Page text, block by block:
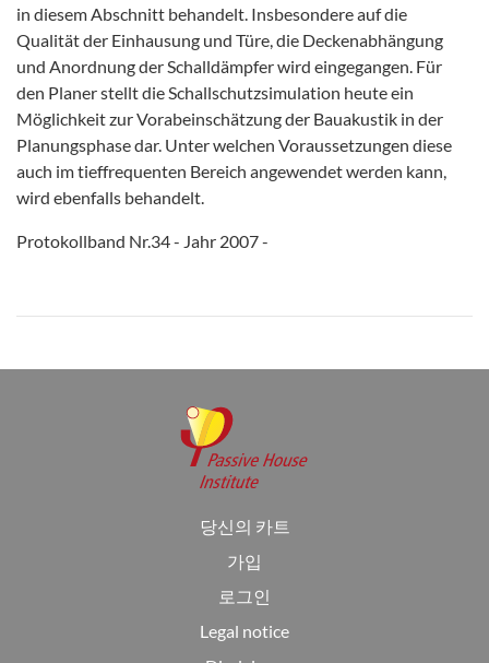
in diesem Abschnitt behandelt. Insbesondere auf die
Qualität der Einhausung und Türe, die Deckenabhängung
und Anordnung der Schalldämpfer wird eingegangen. Für
den Planer stellt die Schallschutzsimulation heute ein
Möglichkeit zur Vorabeinschätzung der Bauakustik in der
Planungsphase dar. Unter welchen Voraussetzungen diese
auch im tieffrequenten Bereich angewendet werden kann,
wird ebenfalls behandelt.
Protokollband Nr.34 - Jahr 2007 -
당신의 카트
가입
로그인
Legal notice